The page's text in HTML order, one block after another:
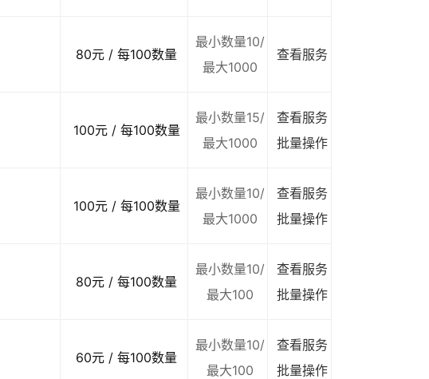
80元 / 每100数量
最小数量10/
最大1000
查看服务
100元 / 每100数量
最小数量15/
最大1000
查看服务
批量操作
100元 / 每100数量
最小数量10/
最大1000
查看服务
批量操作
80元 / 每100数量
最小数量10/
最大100
查看服务
批量操作
60元 / 每100数量
最小数量10/
最大100
查看服务
批量操作